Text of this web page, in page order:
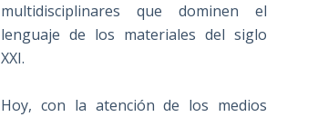
multidisciplinares que dominen el
lenguaje de los materiales del siglo
XXI.
Hoy, con la atención de los medios